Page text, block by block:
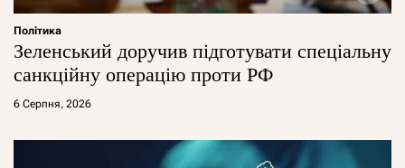
Політика
Зеленський доручив підготувати спеціальну
санкційну операцію проти РФ
6 Серпня, 2026